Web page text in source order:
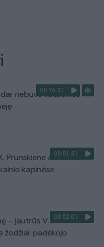
00:16:37
nebuvo Koalicinės
00:01:31
Prunskiene akimirkas:
kapinėse
00:02:01
– jautrūs V. P.
žodžiai: padėkojo